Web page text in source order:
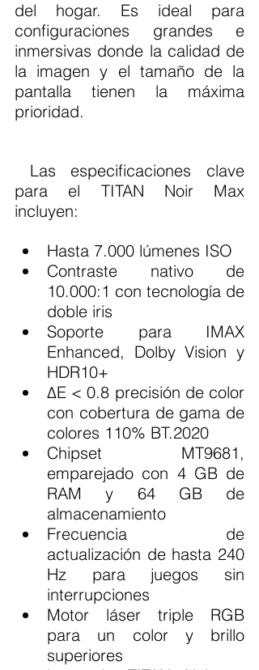
del hogar. Es ideal para
configuraciones grandes e
inmersivas donde la calidad de
la imagen y el tamaño de la
pantalla tienen la máxima
prioridad.
para el TITAN Noir Max
incluyen:
Hasta 7.000 lúmenes ISO
Contraste nativo de
10.000:1 con tecnología de
doble iris
Soporte para IMAX
Enhanced, Dolby Vision y
HDR10+
ΔE < 0.8 precisión de color
con cobertura de gama de
colores 110% BT.2020
Chipset MT9681,
emparejado con 4 GB de
RAM y 64 GB de
almacenamiento
Frecuencia de
actualización de hasta 240
Hz para juegos sin
interrupciones
Motor láser triple RGB
para un color y brillo
superiores